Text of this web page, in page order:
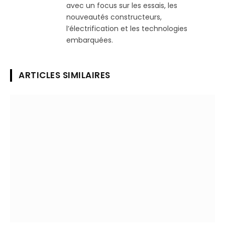
avec un focus sur les essais, les
nouveautés constructeurs,
l’électrification et les technologies
embarquées.
ARTICLES SIMILAIRES